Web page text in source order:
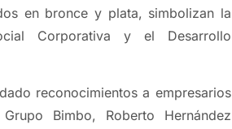
en bronce y plata, simbolizan la
Corporativa y el Desarrollo
reconocimientos a empresarios
Bimbo, Roberto Hernández